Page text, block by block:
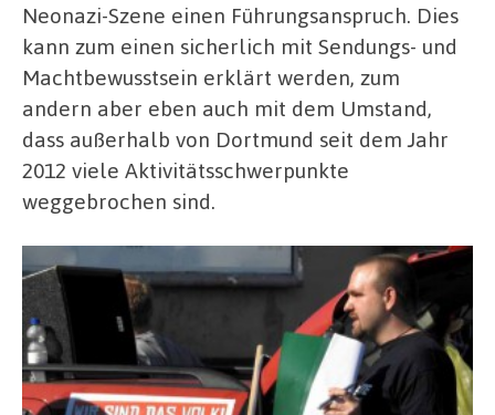
Neonazi-Szene einen Führungsanspruch. Dies
kann zum einen sicherlich mit Sendungs- und
Machtbewusstsein erklärt werden, zum
andern aber eben auch mit dem Umstand,
dass außerhalb von Dortmund seit dem Jahr
2012 viele Aktivitätsschwerpunkte
weggebrochen sind.